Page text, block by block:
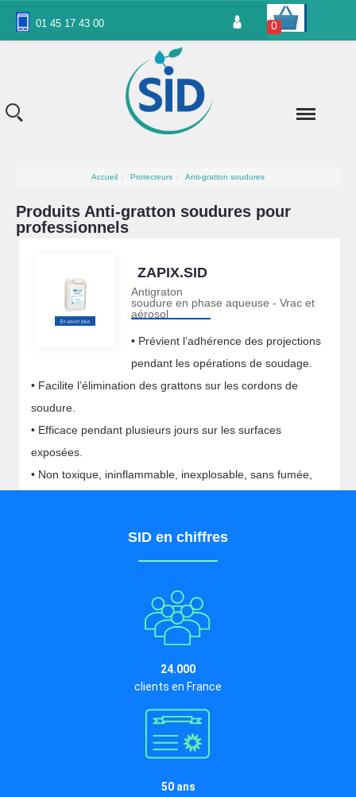
01 45 17 43 00 0
Accueil Protecteurs Anti-gratton soudures
Produits Anti-gratton soudures pour
professionnels
ZAPIX.SID
Antigraton
soudure en phase aqueuse - Vrac et
aérosol
• Prévient l’adhérence des projections
pendant les opérations de soudage.
• Facilite l’élimination des grattons sur les cordons de
soudure.
• Efficace pendant plusieurs jours sur les surfaces
exposées.
• Non toxique, ininflammable, inexplosable, sans fumée,
SID en chiffres
24.000
clients en France
50 ans